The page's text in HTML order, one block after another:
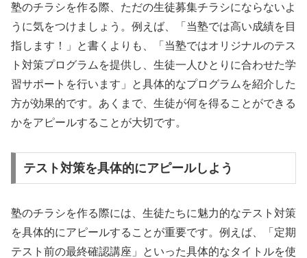
塾のチラシを作る際、ただの生徒募集チラシにならないよ
うに気をつけましょう。例えば、「当塾では高い成績を目
指します！」と書くよりも、「当塾ではオリジナルのテス
ト対策プログラムを提供し、生徒一人ひとりに合わせた学
習サポートを行います」と具体的なプログラムを紹介した
方が効果的です。あくまで、生徒が何を得ることができる
かをアピールすることが大切です。
テスト対策を具体的にアピールしよう
塾のチラシを作る際には、生徒たちに魅力的なテスト対策
を具体的にアピールすることが重要です。例えば、「定期
テスト前の最終確認講座」といった具体的なタイトルを使